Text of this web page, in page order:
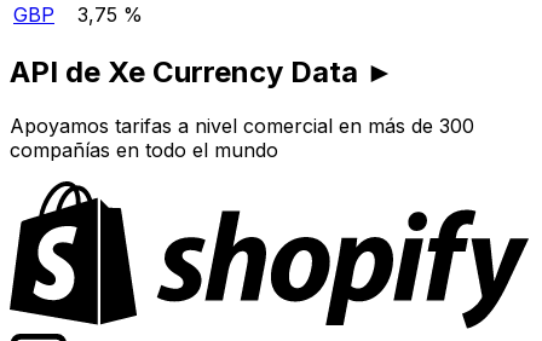
GBP
3,75 %
API de Xe Currency Data ►
Apoyamos tarifas a nivel comercial en más de 300
compañías en todo el mundo